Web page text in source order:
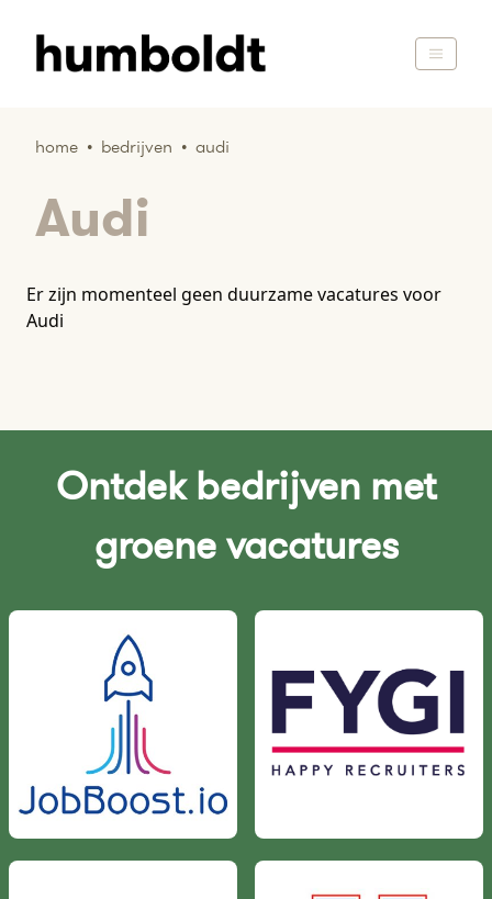
home • bedrijven • audi
Audi
Er zijn momenteel geen duurzame vacatures voor
Audi
Ontdek bedrijven met
groene vacatures